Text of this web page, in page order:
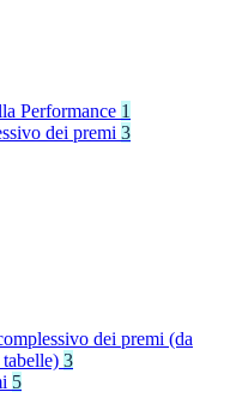
Performance 1
dei premi 3
dei premi (da
3
5